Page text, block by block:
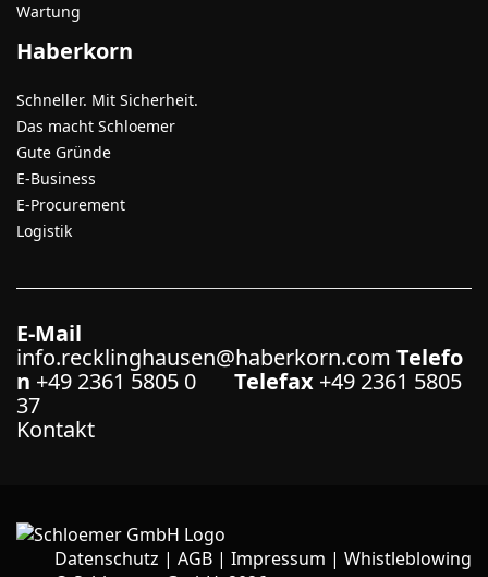
Wartung
Haberkorn
Schneller. Mit Sicherheit.
Das macht Schloemer
Gute Gründe
E-Business
E-Procurement
Logistik
E-Mail
info.recklinghausen@haberkorn.com Telefo
n +49 2361 5805 0 Telefax +49 2361 5805
37
Kontakt
Datenschutz | AGB | Impressum | Whistleblowing